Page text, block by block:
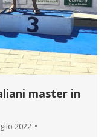
master in
2022